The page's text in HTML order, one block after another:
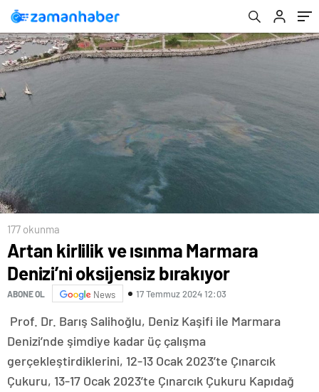
177 okunma
Artan kirlilik ve ısınma Marmara
Denizi’ni oksijensiz bırakıyor
ABONE OL News 17 Temmuz 2024 12:03
Prof. Dr. Barış Salihoğlu, Deniz Kaşifi ile Marmara
Denizi’nde şimdiye kadar üç çalışma
gerçekleştirdiklerini, 12-13 Ocak 2023’te Çınarcık
Çukuru, 13-17 Ocak 2023’te Çınarcık Çukuru Kapıdağ